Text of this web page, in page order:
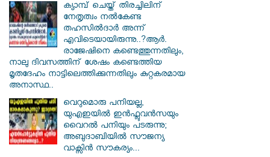
ക്യാമ്പ് ചെയ്ത് തിരച്ചിലിന്
നേതൃത്വം നല്‍കേണ്ട
തഹസില്‍ദാര്‍ അന്ന്
എവിടെയായിരുന്നു..?ആര്‍.
രാജേഷിനെ കണ്ടെത്തുന്നതിലും,
നാലു ദിവസത്തിന് ശേഷം കണ്ടെത്തിയ
മൃതദേഹം നാട്ടിലെത്തിക്കുന്നതിലും കുറ്റകരമായ
അനാസ്ഥ..
വെറുമൊരു പനിയല്ല,
യുഎഇയിൽ ഇൻഫ്ലുവൻസയും
വൈറൽ പനിയും പടരുന്നു;
അബുദാബിയിൽ സൗജന്യ
വാക്സിൻ സൗകര്യം...